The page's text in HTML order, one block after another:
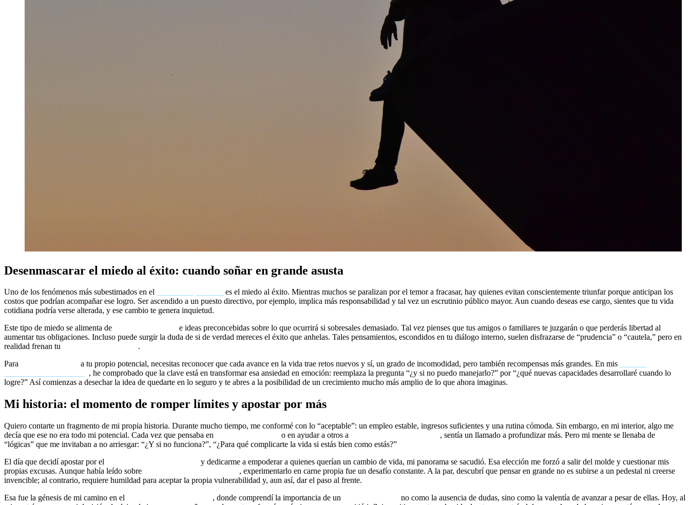
Desenmascarar el miedo al éxito: cuando soñar en grande asusta
Uno de los fenómenos más subestimados en el
es el miedo al éxito. Mientras muchos se paralizan por el temor a fracasar, hay quienes evitan conscientemente triunfar porque anticipan los
costos que podrían acompañar ese logro. Ser ascendido a un puesto directivo, por ejemplo, implica más responsabilidad y tal vez un escrutinio público mayor. Aun cuando deseas ese cargo, sientes que tu vida
cotidiana podría verse alterada, y ese cambio te genera inquietud.
Este tipo de miedo se alimenta de
e ideas preconcebidas sobre lo que ocurrirá si sobresales demasiado. Tal vez pienses que tus amigos o familiares te juzgarán o que perderás libertad al
aumentar tus obligaciones. Incluso puede surgir la duda de si de verdad mereces el éxito que anhelas. Tales pensamientos, escondidos en tu diálogo interno, suelen disfrazarse de “prudencia” o “cautela,” pero en
realidad frenan tu
.
Para
a tu propio potencial, necesitas reconocer que cada avance en la vida trae retos nuevos y sí, un grado de incomodidad, pero también recompensas más grandes. En mis
, he comprobado que la clave está en transformar esa ansiedad en emoción: reemplaza la pregunta “¿y si no puedo manejarlo?” por “¿qué nuevas capacidades desarrollaré cuando lo
logre?” Así comienzas a desechar la idea de quedarte en lo seguro y te abres a la posibilidad de un crecimiento mucho más amplio de lo que ahora imaginas.
Mi historia: el momento de romper límites y apostar por más
Quiero contarte un fragmento de mi propia historia. Durante mucho tiempo, me conformé con lo “aceptable”: un empleo estable, ingresos suficientes y una rutina cómoda. Sin embargo, en mi interior, algo me
decía que ese no era todo mi potencial. Cada vez que pensaba en
o en ayudar a otros a
, sentía un llamado a profundizar más. Pero mi mente se llenaba de
“lógicas” que me invitaban a no arriesgar: “¿Y si no funciona?”, “¿Para qué complicarte la vida si estás bien como estás?”
El día que decidí apostar por el
y dedicarme a empoderar a quienes querían un cambio de vida, mi panorama se sacudió. Esa elección me forzó a salir del molde y cuestionar mis
propias excusas. Aunque había leído sobre
, experimentarlo en carne propia fue un desafío constante. A la par, descubrí que pensar en grande no es subirse a un pedestal ni creerse
invencible; al contrario, requiere humildad para aceptar la propia vulnerabilidad y, aun así, dar el paso al frente.
Esa fue la génesis de mi camino en el
, donde comprendí la importancia de un
no como la ausencia de dudas, sino como la valentía de avanzar a pesar de ellas. Hoy, al